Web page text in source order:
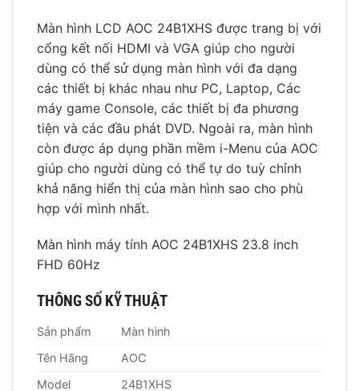
Màn hình LCD AOC 24B1XHS được trang bị với
cổng kết nối HDMI và VGA giúp cho người
dùng có thể sử dụng màn hình với đa dạng
các thiết bị khác nhau như PC, Laptop, Các
máy game Console, các thiết bị đa phương
tiện và các đầu phát DVD. Ngoài ra, màn hình
còn được áp dụng phần mềm i-Menu của AOC
giúp cho người dùng có thể tự do tuỳ chỉnh
khả năng hiển thị của màn hình sao cho phù
hợp với mình nhất.
Màn hình máy tính AOC 24B1XHS 23.8 inch
FHD 60Hz
THÔNG SỐ KỸ THUẬT
Sản phẩm
Màn hình
Tên Hãng
AOC
Model
24B1XHS